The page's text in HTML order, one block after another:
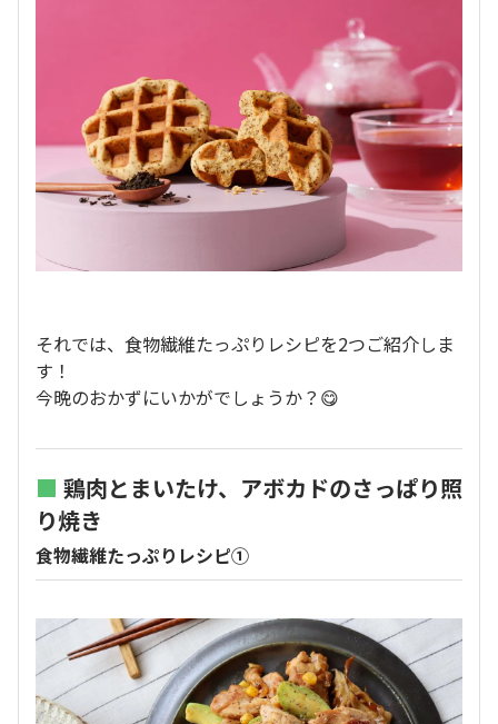
それでは、食物繊維たっぷりレシピを2つご紹介しま
す！
今晩のおかずにいかがでしょうか？😋
■ 鶏肉とまいたけ、アボカドのさっぱり照
り焼き
食物繊維たっぷりレシピ①